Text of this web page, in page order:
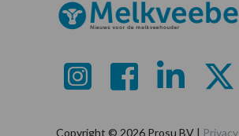
Copyright © 2026 Prosu BV | Privacy